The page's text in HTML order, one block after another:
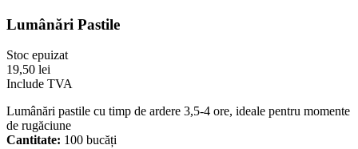
Lumânări Pastile
Stoc epuizat
19,50 lei
Include TVA
Lumânări pastile cu timp de ardere 3,5-4 ore, ideale pentru momente
de rugăciune
Cantitate: 100 bucăți